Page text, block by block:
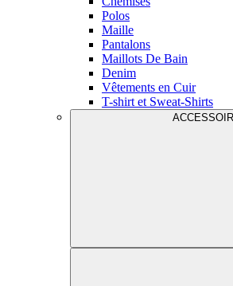
Polos
Maille
Pantalons
Maillots De Bain
Denim
Vêtements en Cuir
T-shirt et Sweat-Shirts